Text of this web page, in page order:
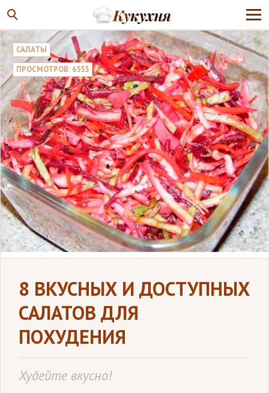
САЛАТЫ
ПРОСМОТРОВ: 6553
8 ВКУСНЫХ И ДОСТУПНЫХ
САЛАТОВ ДЛЯ
ПОХУДЕНИЯ
Худейте вкусно!